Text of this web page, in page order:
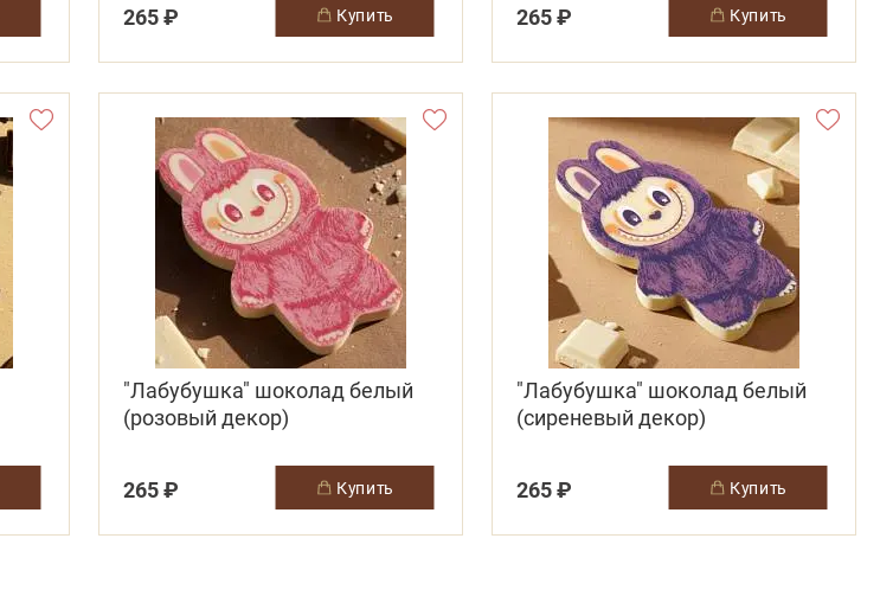
265 ₽ купить 265 ₽ купить
"Лабубушка" шоколад белый
(розовый декор)
265 ₽ купить
"Лабубушка" шоколад белый
(сиреневый декор)
265 ₽ купить